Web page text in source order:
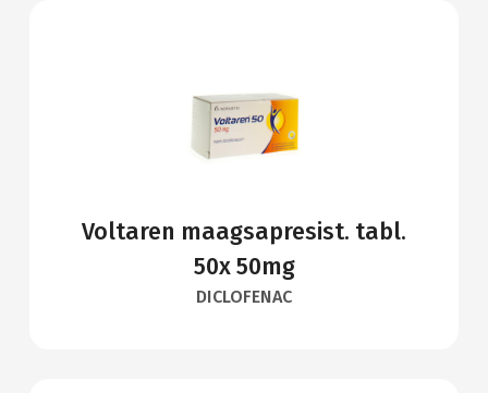
Voltaren maagsapresist. tabl.
50x 50mg
DICLOFENAC